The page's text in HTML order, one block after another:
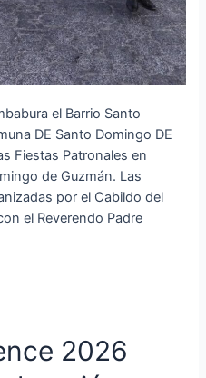
el Barrio Santo
DE Santo Domingo DE
Fiestas Patronales en
de Guzmán. Las
por el Cabildo del
el Reverendo Padre
2026